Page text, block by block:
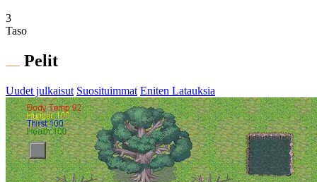
3
Taso
Pelit
Uudet julkaisut Suosituimmat Eniten Latauksia